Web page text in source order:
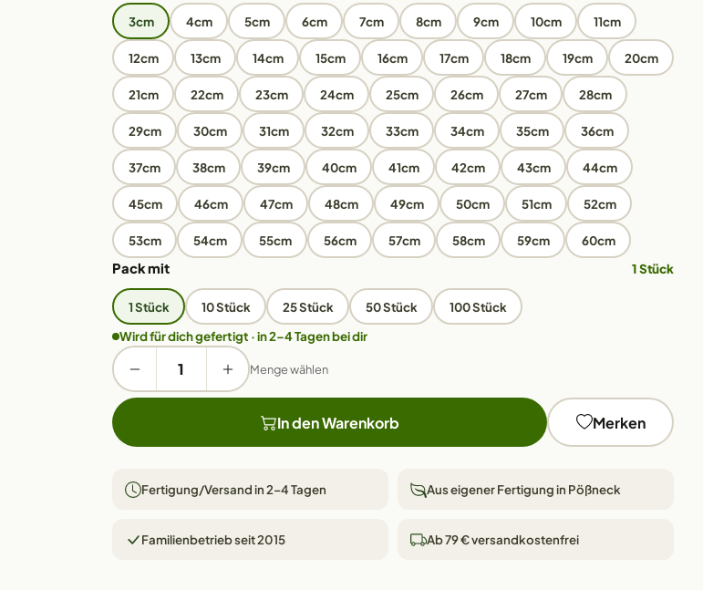
3cm 4cm 5cm 6cm 7cm 8cm 9cm 10cm 11cm
12cm 13cm 14cm 15cm 16cm 17cm 18cm 19cm 20cm
21cm 22cm 23cm 24cm 25cm 26cm 27cm 28cm
29cm 30cm 31cm 32cm 33cm 34cm 35cm 36cm
37cm 38cm 39cm 40cm 41cm 42cm 43cm 44cm
45cm 46cm 47cm 48cm 49cm 50cm 51cm 52cm
53cm 54cm 55cm 56cm 57cm 58cm 59cm 60cm
Pack mit 1 Stück
1 Stück 10 Stück 25 Stück 50 Stück
100 Stück
Wird für dich gefertigt · in 2–4 Tagen bei dir
Menge wählen
In den Warenkorb Merken
Fertigung/Versand in 2–4 Tagen Aus eigener Fertigung in Pößneck
Familienbetrieb seit 2015 Ab 79 € versandkostenfrei